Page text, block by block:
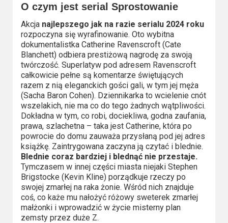
Apple
TV
+
Disney+
HBO
Max
Netflix
Sky
Showtime
Podsumowania
2023
O czym jest serial Sprostowanie
Akcja najlepszego jak na razie serialu 2024 roku
rozpoczyna się wyrafinowanie. Oto wybitna
dokumentalistka Catherine Ravenscroft (Cate
Blanchett) odbiera prestiżową nagrodę za swoją
twórczość. Superlatyw pod adresem Ravenscroft
całkowicie pełne są komentarze świętujących
razem z nią eleganckich gości gali, w tym jej męża
(Sacha Baron Cohen). Dziennikarka to wcielenie cnót
wszelakich, nie ma co do tego żadnych wątpliwości.
Dokładna w tym, co robi, dociekliwa, godna zaufania,
prawa, szlachetna – taka jest Catherine, która po
powrocie do domu zauważa przysłaną pod jej adres
książkę. Zaintrygowana zaczyna ją czytać i blednie.
Blednie coraz bardziej i blednąć nie przestaje.
Tymczasem w innej części miasta niejaki Stephen
Brigstocke (Kevin Kline) porządkuje rzeczy po
swojej zmarłej na raka żonie. Wśród nich znajduje
coś, co każe mu nałożyć różowy sweterek zmarłej
małżonki i wprowadzić w życie misterny plan
zemsty przez duże Z.